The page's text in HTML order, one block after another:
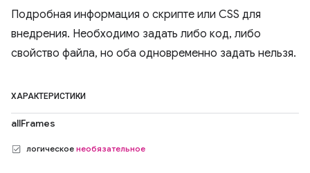
Подробная информация о скрипте или CSS для
внедрения. Необходимо задать либо код, либо
свойство файла, но оба одновременно задать нельзя.
ХАРАКТЕРИСТИКИ
allFrames
логическое необязательное